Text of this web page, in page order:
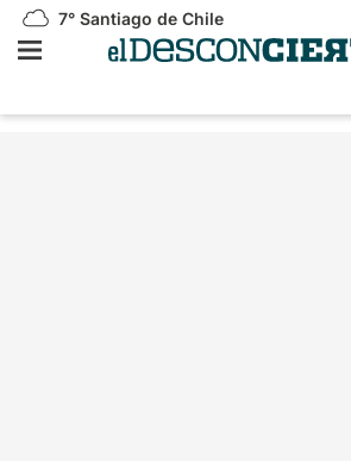
7° Santiago de Chile